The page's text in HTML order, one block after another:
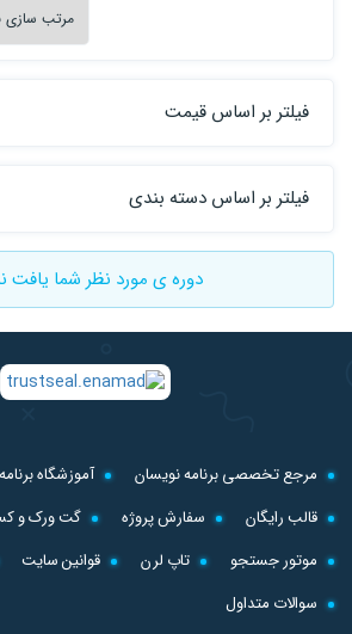
فیلتر بر اساس قیمت
فیلتر بر اساس دسته بندی
دوره ی مورد نظر شما یافت
مرجع تخصصی برنامه نویسان
آموزشگاه
قالب رایگان
سفارش پروژه
گت ورک و
موتور جستجو
تاپ لرن قوانین سایت
سوالات متداول